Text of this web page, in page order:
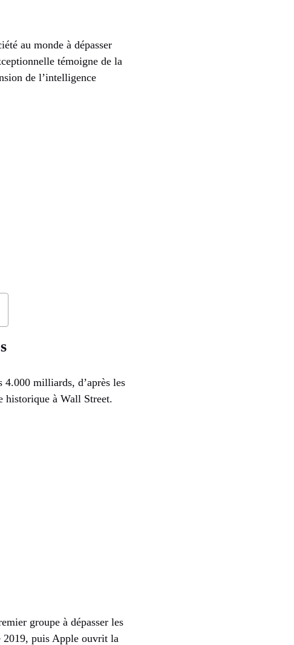
au monde à dépasser
témoigne de la
de l’intelligence
milliards, d’après les
historique à Wall Street.
groupe à dépasser les
2019, puis Apple ouvrit la